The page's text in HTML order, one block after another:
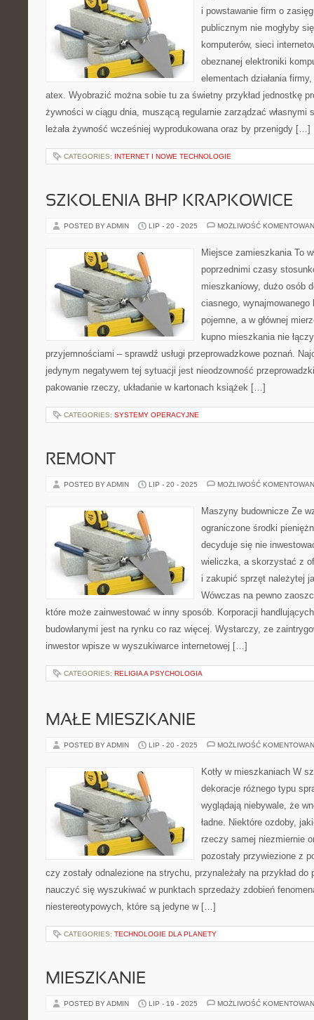
i powstawanie firm o
publicznym nie mogłyby
komputerów, sieci
obeznanej elektroniki
elementach działania
atex. Wyobrazić można sobie tu za świetny przykład jednostkę
żywności w ciągu dnia, muszącą regularnie zarządzać własnymi
leżała żywność wcześniej wyprodukowana oraz by przenigdy […]
CATEGORIES: INTERNET I NOWE TECHNOLOGIE
SZKOLENIA BHP KRAPKOWICE
POSTED BY ADMIN LIP - 20 - 2025 MOŻLIWOŚĆ
Miejsce zamieszkania To
poprzednimi czasy
mieszkaniowy, dużo osób
ciasnego, wynajmowanego
pojemne, a w głównej
kupno mieszkania nie
przyjemnościami – sprawdź usługi przeprowadzkowe poznań.
jedynym negatywem tej sytuacji jest nieodzowność
pakowanie rzeczy, układanie w kartonach książek […]
CATEGORIES: SYSTEMY OPERACYJNE
REMONT
POSTED BY ADMIN LIP - 20 - 2025 MOŻLIWOŚĆ
Maszyny budownicze Ze
ograniczone środki
decyduje się nie
wieliczka, a skorzystać z
i zakupić sprzęt należytej
Wówczas na pewno
które może zainwestować w inny sposób. Korporacji
budowlanymi jest na rynku co raz więcej. Wystarczy, ze
inwestor wpisze w wyszukiwarce internetowej […]
CATEGORIES: RELIGIA A PSYCHOLOGIA
MAŁE MIESZKANIE
POSTED BY ADMIN LIP - 20 - 2025 MOŻLIWOŚĆ
Kotły w mieszkaniach W
dekoracje różnego typu
wyglądają niebywale, że
ładne. Niektóre ozdoby,
rzeczy samej niezmiernie
pozostały przywiezione z
czy zostały odnalezione na strychu, przynależały na przykład do
nauczyć się wyszukiwać w punktach sprzedaży zdobień
niestereotypowych, które są jedyne w […]
CATEGORIES: TECHNOLOGIE DLA PLANETY
MIESZKANIE
POSTED BY ADMIN LIP - 19 - 2025 MOŻLIWOŚĆ